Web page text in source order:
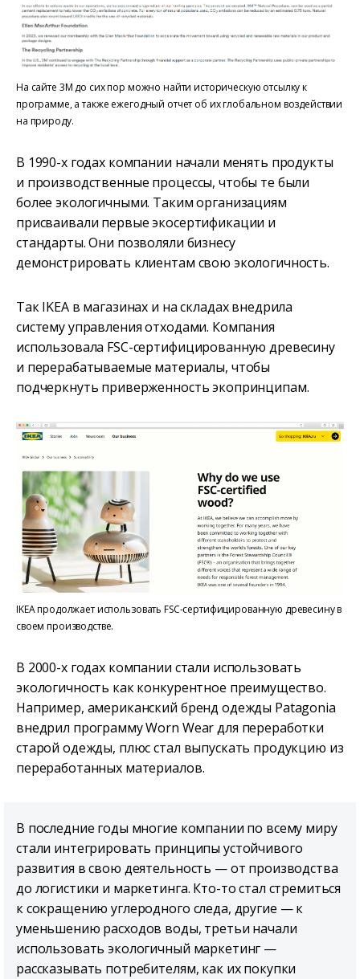
На сайте 3M до сих пор можно найти историческую отсылку к
программе, а также ежегодный отчет об их глобальном воздействии
на природу.
В 1990-х годах компании начали менять продукты
и производственные процессы, чтобы те были
более экологичными. Таким организациям
присваивали первые экосертификации и
стандарты. Они позволяли бизнесу
демонстрировать клиентам свою экологичность.
Так IKEA в магазинах и на складах внедрила
систему управления отходами. Компания
использовала FSC-сертифицированную древесину
и перерабатываемые материалы, чтобы
подчеркнуть приверженность экопринципам.
IKEA продолжает использовать FSC-сертифицированную древесину в
своем производстве.
В 2000-х годах компании стали использовать
экологичность как конкурентное преимущество.
Например, американский бренд одежды Patagonia
внедрил программу Worn Wear для переработки
старой одежды, плюс стал выпускать продукцию из
переработанных материалов.
В последние годы многие компании по всему миру
стали интегрировать принципы устойчивого
развития в свою деятельность — от производства
до логистики и маркетинга. Кто-то стал стремиться
к сокращению углеродного следа, другие — к
уменьшению расходов воды, третьи начали
использовать экологичный маркетинг —
рассказывать потребителям, как их покупки